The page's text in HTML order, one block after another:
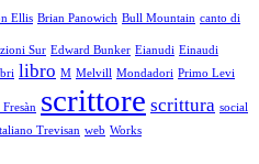
Ellis Brian Panowich Bull Mountain canto di
Sur Edward Bunker Eianudi Einaudi
libro M Melvill Mondadori Primo Levi
scrittore scrittura social
Trevisan web Works